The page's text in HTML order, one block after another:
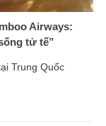
Airways:
tử tế”
Trung Quốc